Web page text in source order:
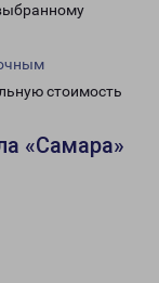
стоимость
«Самара»